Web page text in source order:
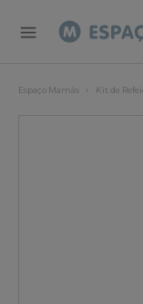
Espaço Mamãs Kit de